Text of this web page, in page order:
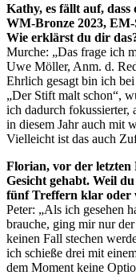
Kathy, es fällt auf,
WM-Bronze 2023,
Wie erklärst du dir
Murche: „Das frage ich
Uwe Möller, Anm. d.
Ehrlich gesagt bin ich
„Der Stift malt schon“,
ich dadurch fokussierter,
in diesem Jahr auch mit
Vielleicht ist das auch
Florian, vor der letzten
Gesicht gehabt. Weil
fünf Treffern klar oder
Peter: „Als ich gesehen
brauche, ging mir nur
keinen Fall stechen
ich schieße drei mit
dem Moment keine